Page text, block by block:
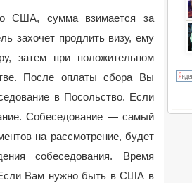
США, сумма взимается за
захочет продлить визу, ему
затем при положительном
После оплаты сбора Вы
в Посольство. Если
Собеседование — самый
на рассмотрение, будет
собеседования. Время
Если Вам нужно быть в США в